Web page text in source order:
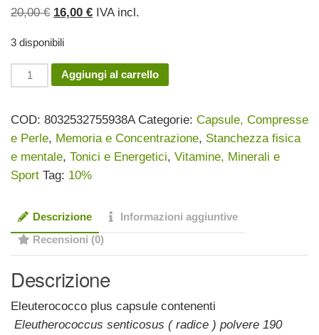
20,00€ Il
originale
era:
20,00 €.
16,00 €Il
è:
16,00 €.
IVA incl.
3 disponibili
Eleuterococco
Plus
cps
quantità
Aggiungi al carrello
COD: 8032532755938A Categorie: Capsule, Compresse
e Perle, Memoria e Concentrazione, Stanchezza fisica
e mentale, Tonici e Energetici, Vitamine, Minerali e
Sport Tag: 10%
Descrizione
Informazioni aggiuntive
Recensioni (0)
Descrizione
Eleuterococco plus capsule contenenti
Eleutherococcus senticosus ( radice ) polvere 190